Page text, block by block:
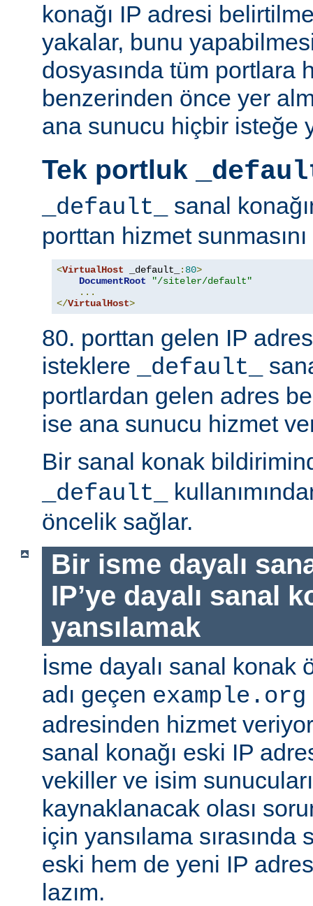
konağı IP adresi
yakalar, bunu
dosyasında tüm portlara
benzerinden önce yer
ana sunucu hiçbir isteğe
Tek portluk
_default_
sanal
porttan hizmet
<VirtualHost _default_ : 80>
DocumentRoot
"/siteler/default"
...
</VirtualHost>
80. porttan gelen IP
isteklere
_default_
portlardan gelen adres
ise ana sunucu hizmet
Bir sanal konak
_default_
öncelik sağlar.
Bir isme dayalı
IP’ye dayalı sanal
yansılamak
İsme dayalı sanal konak
adı geçen example.org
adresinden hizmet
sanal konağı eski IP
vekiller ve isim
kaynaklanacak olası
için yansılama sırasında
eski hem de yeni IP
lazım.